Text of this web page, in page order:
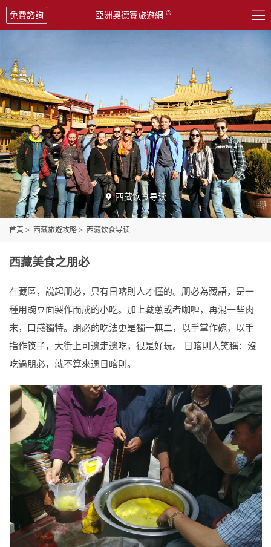

免費諮詢 亞洲奧德賽旅遊網 ®
 西藏饮食导读
首頁 > 西藏旅遊攻略> 西藏饮食导读
西藏美食之朋必
在藏區，說起朋必，只有日喀則人才懂的。朋必為藏語，是一
種用豌豆面製作而成的小吃。加上藏蔥或者咖喱，再混一些肉
末，口感獨特。朋必的吃法更是獨一無二，以手掌作碗，以手
指作筷子，大街上可邊走邊吃，很是好玩。 日喀則人笑稱：沒
吃過朋必，就不算來過日喀則。